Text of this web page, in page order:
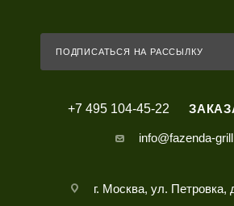
ПОДПИСАТЬСЯ НА РАССЫЛКУ
+7 495 104-45-22
info@fazenda-
г. Москва, ул. Петровка,